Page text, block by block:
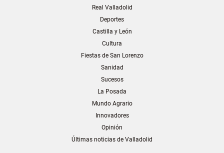
Real Valladolid
Deportes
Castilla y León
Cultura
Fiestas de San Lorenzo
Sanidad
Sucesos
La Posada
Mundo Agrario
Innovadores
Opinión
Últimas noticias de Valladolid